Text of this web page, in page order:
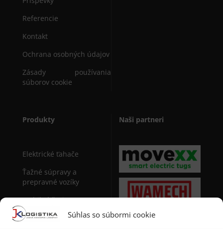
Súhlas so súbormi cookie
Referencie
Kontakt
Ochrana osobných údajov
Zásady používania
súborov cookie
Produkty
Elektrické ťahače
Ťažné súpravy a
prepravné vozíky
Mobilné žeriavy
Manipulačná technika
Naši partneri